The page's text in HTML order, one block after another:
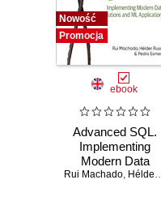
Nowość
Promocja
ebook
Advanced SQL.
Implementing
Modern Data
Solutions and ML
Rui Machado, Hélder Russa